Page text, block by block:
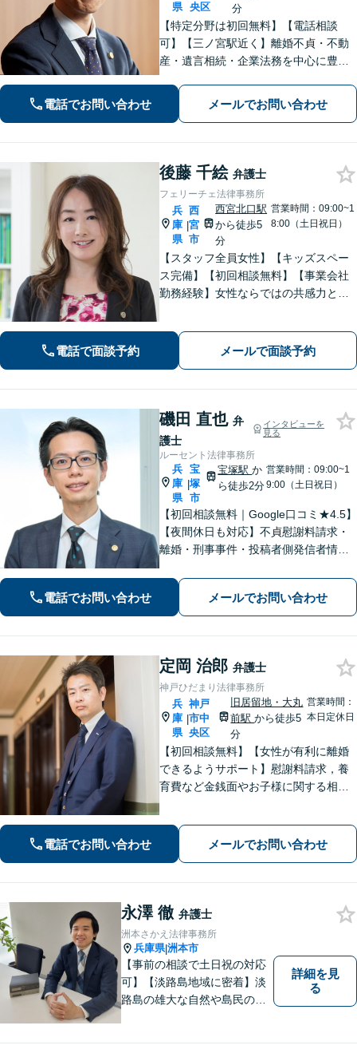
県 央区
分
【特定分野は初回無料】【電話相談
可】【三ノ宮駅近く】離婚不貞・不動
産・遺言相続・企業法務を中心に豊富
ために」をモットーに、高い専門性を
もって最善の解決を実現します。お気
電話でお問い合わせ メールでお問い合わせ
後藤 千絵 弁護士
フェリーチェ法律事務所
兵
庫
県
|
西
宮
市
西宮北口駅
から徒歩5
分
営業時間：09:00~1
8:00（土日祝日）
【スタッフ全員女性】【キッズスペー
ス完備】【初回相談無料】【事業会社
勤務経験】女性ならではの共感力とコ
利を守ります。特に離婚や相続など家
族の事案が得意です。
電話で面談予約 メールで面談予約
磯田 直也 弁
護士
インタビューを
見る
ルーセント法律事務所
兵
庫
県
|
宝
塚
市
宝塚駅か
ら徒歩2分
営業時間：09:00~1
9:00（土日祝日）
【初回相談無料｜Google口コミ★4.5】
【夜間休日も対応】不貞慰謝料請求・
離婚・刑事事件・投稿者側発信者情報
メイドのサービスで問題解決や事業の
推進を強力にサポート【宝塚駅徒歩2分
｜電話・WEB面談で全国対応】
電話でお問い合わせ メールでお問い合わせ
定岡 治郎 弁護士
神戸ひだまり法律事務所
兵
庫
県
|
神戸
市中
央区
旧居留地・大丸
前駅から徒歩5
分
営業時間：
本日定休日
【初回相談無料】【女性が有利に離婚
できるようサポート】慰謝料請求，養
育費など金銭面やお子様に関する相談
持ちを大切にしながら交渉します。
【Web相談可】【平日夜間可】【神戸
電話でお問い合わせ メールでお問い合わせ
永澤 徹 弁護士
洲本さかえ法律事務所
兵庫県|洲本市
【事前の相談で土日祝の対応
可】【淡路島地域に密着】淡
路島の雄大な自然や島民の
詳細を見
る